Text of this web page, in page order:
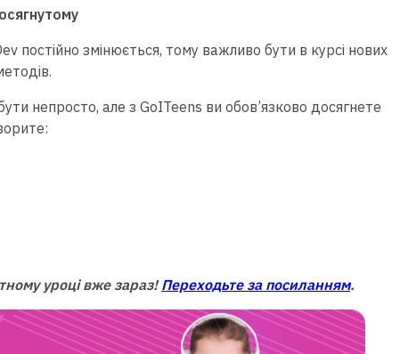
постійно змінюється, тому важливо бути в курсі нових
непросто, але з GoITeens ви обов’язково досягнете
уроці вже зараз!Переходьте за посиланням.